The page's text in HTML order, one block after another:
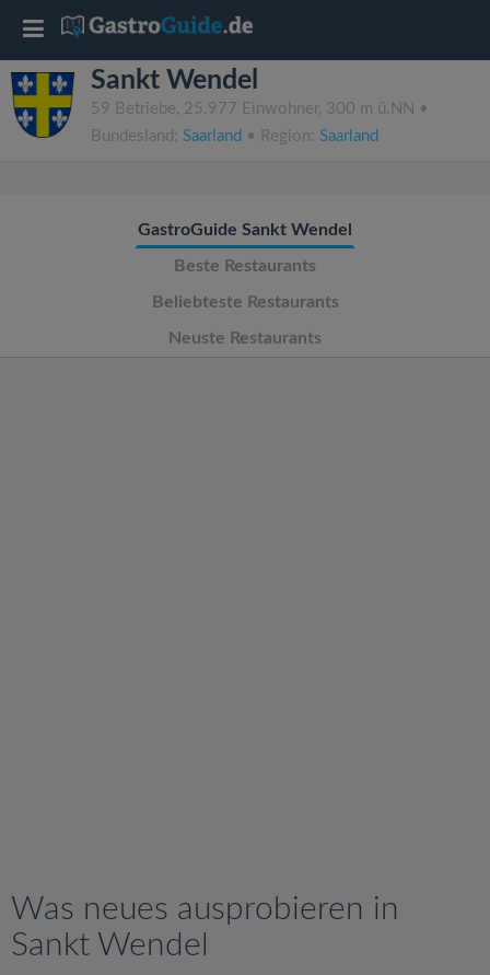
Sankt Wendel
59 Betriebe, 25.977 Einwohner, 300 m ü.NN •
Bundesland: Saarland • Region: Saarland
GastroGuide Sankt Wendel
Beste Restaurants
Beliebteste Restaurants
Neuste Restaurants
Was neues ausprobieren in
Sankt Wendel
T
o
g
n